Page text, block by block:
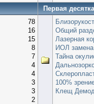
Первая
78
16
15
8
7
4
4
3
3
2
Общий
Лазерная
ИОЛ замена
Тайна
100%
Клещ